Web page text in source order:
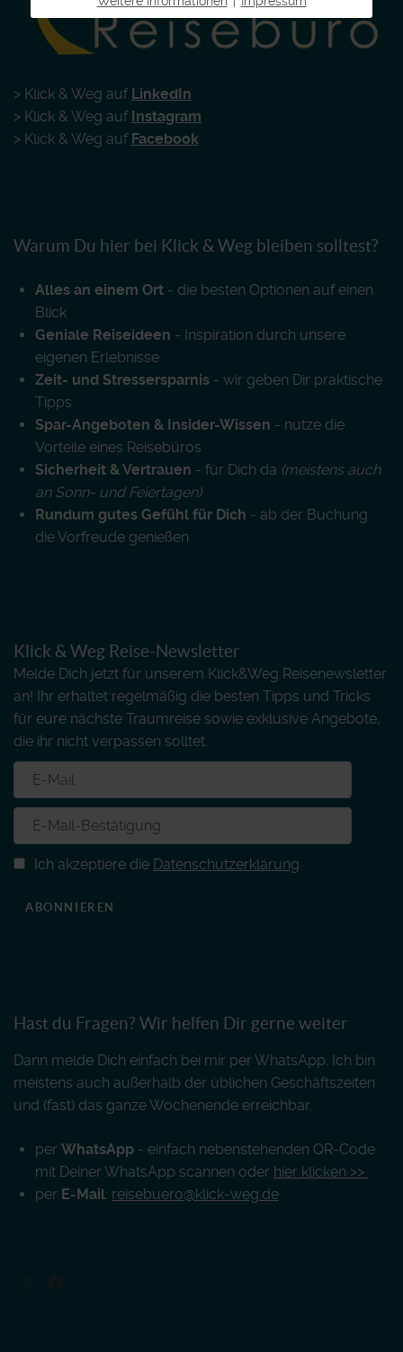
> Klick & Weg auf LinkedIn
> Klick & Weg auf Instagram
> Klick & Weg auf Facebook
Warum Du hier bei Klick & Weg bleiben solltest?
Alles an einem Ort - die besten Optionen auf einen
Blick
Geniale Reiseideen - Inspiration durch unsere
eigenen Erlebnisse
Zeit- und Stressersparnis - wir geben Dir praktische
Tipps
Spar-Angeboten & Insider-Wissen - nutze die
Vorteile eines Reisebüros
Sicherheit & Vertrauen - für Dich da (meistens auch
an Sonn- und Feiertagen)
Rundum gutes Gefühl für Dich - ab der Buchung
die Vorfreude genießen
Klick & Weg Reise-Newsletter
Melde Dich jetzt für unserem Klick&Weg Reisenewsletter
an! Ihr erhaltet regelmäßig die besten Tipps und Tricks
für eure nächste Traumreise sowie exklusive Angebote,
die ihr nicht verpassen solltet.
Ich akzeptiere die Datenschutzerklärung
ABONNIEREN
Hast du Fragen? Wir helfen Dir gerne weiter
Dann melde Dich einfach bei mir per WhatsApp. Ich bin
meistens auch außerhalb der üblichen Geschäftszeiten
und (fast) das ganze Wochenende erreichbar.
per WhatsApp - einfach nebenstehenden QR-Code
mit Deiner WhatsApp scannen oder hier klicken >>
per E-Mail: reisebuero@klick-weg.de